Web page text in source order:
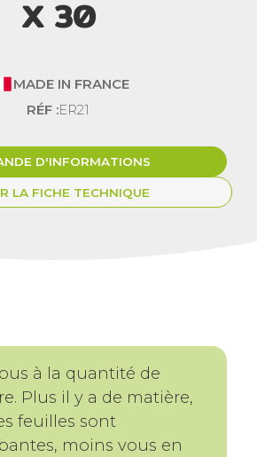
X 30
MADE IN FRANCE
RÉF :ER21
D'INFORMATIONS
LA FICHE TECHNIQUE
à la quantité de
Plus il y a de matière,
feuilles sont
moins vous en